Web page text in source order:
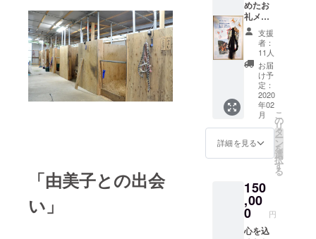
「由美子との出会
い」
出版の
絵本で
す）
めたお
礼メー
ルのご
送付
オリジ
ナル馬
ふん堆
肥 地元
の絵本
作家さ
んに
作って
いただ
く由美
子の絵
子の
尾っぽ
スト
ラップ
※画像は
支援
者：
11人
お届
け予
定：
2020
年02
月
詳細を見る
こ
の
リ
タ
ー
ン
を
選
択
す
る
150
,00
0 円
心を込